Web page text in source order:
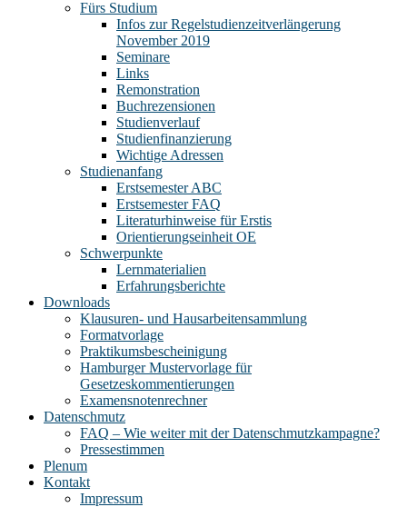
Fürs Studium
Infos zur Regelstudienzeitverlängerung
November 2019
Seminare
Links
Remonstration
Buchrezensionen
Studienverlauf
Studienfinanzierung
Wichtige Adressen
Studienanfang
Erstsemester ABC
Erstsemester FAQ
Literaturhinweise für Erstis
Orientierungseinheit OE
Schwerpunkte
Lernmaterialien
Erfahrungsberichte
Downloads
Klausuren- und Hausarbeitensammlung
Formatvorlage
Praktikumsbescheinigung
Hamburger Mustervorlage für
Gesetzeskommentierungen
Examensnotenrechner
Datenschmutz
FAQ – Wie weiter mit der Datenschmutzkampagne?
Pressestimmen
Plenum
Kontakt
Impressum